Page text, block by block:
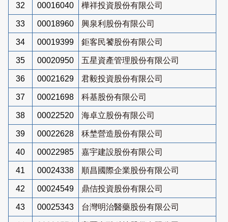
32 00016040 樺祥投資股份有限公司
33 00018960 興泉利股份有限公司
34 00019399 鉅客民饕股份有限公司
35 00020950 五星資產管理股份有限公司
36 00021629 君毅投資股份有限公司
37 00021698 科基股份有限公司
38 00022520 海卓立股份有限公司
39 00022628 秝埜營造股份有限公司
40 00022985 嘉宇建設股份有限公司
41 00024338 順昌國際企業股份有限公司
42 00024549 鼎佶投資股份有限公司
43 00025343 台灣明治醫藥股份有限公司